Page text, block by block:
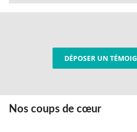
DÉPOSER UN
Nos coups de cœur